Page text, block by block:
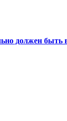
должен быть